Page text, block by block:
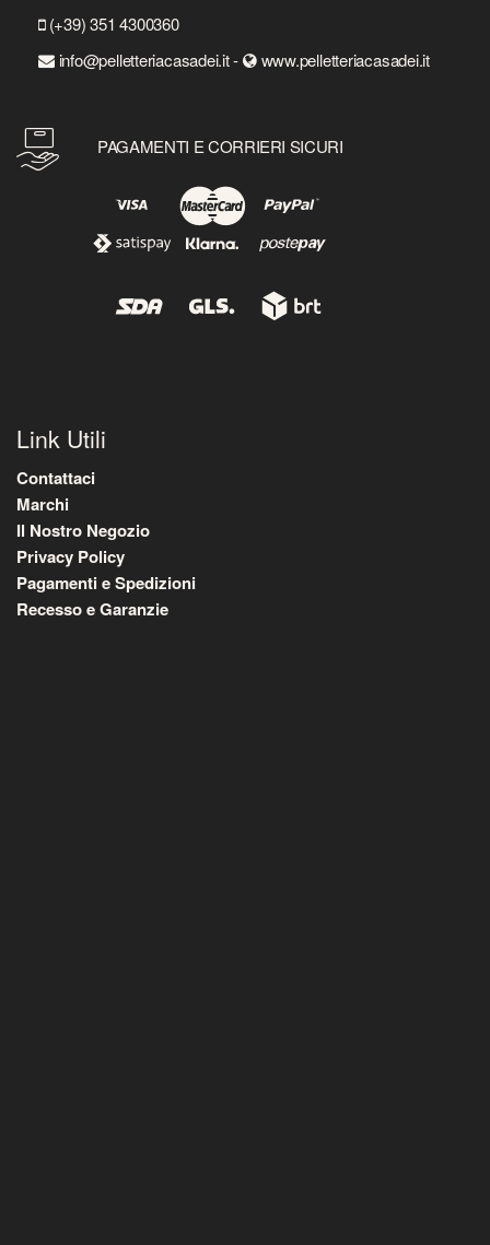
(+39) 351 4300360
info@pelletteriacasadei.it -
www.pelletteriacasadei.it
PAGAMENTI E CORRIERI SICURI
Link Utili
Contattaci
Marchi
Il Nostro Negozio
Privacy Policy
Pagamenti e Spedizioni
Recesso e Garanzie